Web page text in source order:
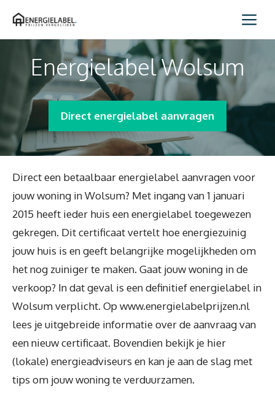
naar
Energielabel Wolsum
Direct energielabel aanvragen
Direct een betaalbaar energielabel aanvragen voor
jouw woning in Wolsum? Met ingang van 1 januari
2015 heeft ieder huis een energielabel toegewezen
gekregen. Dit certificaat vertelt hoe energiezuinig
jouw huis is en geeft belangrijke mogelijkheden om
het nog zuiniger te maken. Gaat jouw woning in de
verkoop? In dat geval is een definitief energielabel in
Wolsum verplicht. Op www.energielabelprijzen.nl
lees je uitgebreide informatie over de aanvraag van
een nieuw certificaat. Bovendien bekijk je hier
(lokale) energieadviseurs en kan je aan de slag met
tips om jouw woning te verduurzamen.